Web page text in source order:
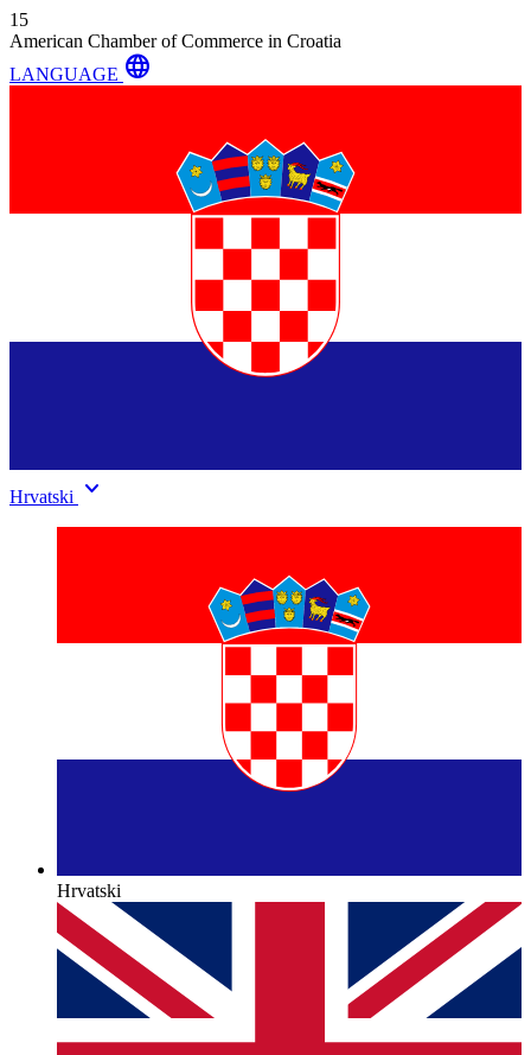
15
American Chamber of Commerce in Croatia
LANGUAGE language
Hrvatski keyboard_arrow_down
Hrvatski